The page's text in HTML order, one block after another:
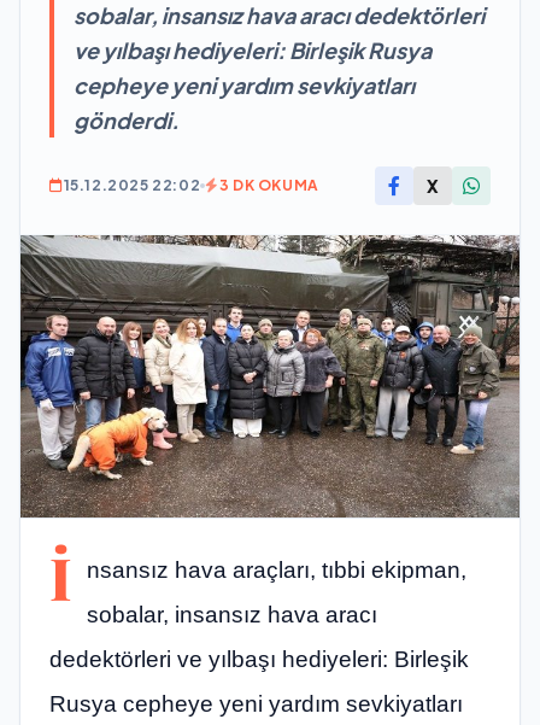
sobalar, insansız hava aracı dedektörleri
ve yılbaşı hediyeleri: Birleşik Rusya
cepheye yeni yardım sevkiyatları
gönderdi.
15.12.2025 22:02 3 DK OKUMA X
İ
nsansız hava araçları, tıbbi ekipman,
sobalar, insansız hava aracı
dedektörleri ve yılbaşı hediyeleri: Birleşik
Rusya cepheye yeni yardım sevkiyatları